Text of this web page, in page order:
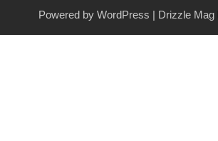
Powered by WordPress | Drizzle Mag